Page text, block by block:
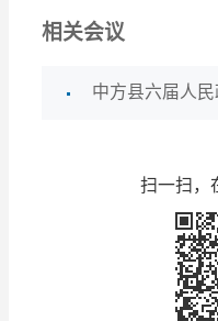
相关会议
扫一扫，